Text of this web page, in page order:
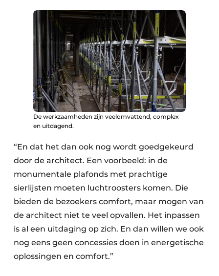
De werkzaamheden zijn veelomvattend, complex
en uitdagend.
“En dat het dan ook nog wordt goedgekeurd
door de architect. Een voorbeeld: in de
monumentale plafonds met prachtige
sierlijsten moeten luchtroosters komen. Die
bieden de bezoekers comfort, maar mogen van
de architect niet te veel opvallen. Het inpassen
is al een uitdaging op zich. En dan willen we ook
nog eens geen concessies doen in energetische
oplossingen en comfort.”